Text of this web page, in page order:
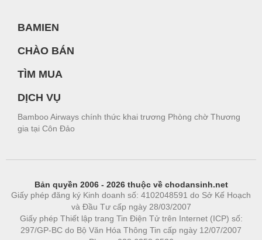
BAMIEN
CHÀO BÁN
TÌM MUA
DỊCH VỤ
Bamboo Airways chính thức khai trương Phòng chờ Thương
gia tại Côn Đảo
Bản quyền 2006 - 2026 thuộc về chodansinh.net
Giấy phép đăng ký Kinh doanh số: 4102048591 do Sở Kế Hoạch
và Đầu Tư cấp ngày 28/03/2007
Giấy phép Thiết lập trang Tin Điện Tử trên Internet (ICP) số:
297/GP-BC do Bộ Văn Hóa Thông Tin cấp ngày 12/07/2007